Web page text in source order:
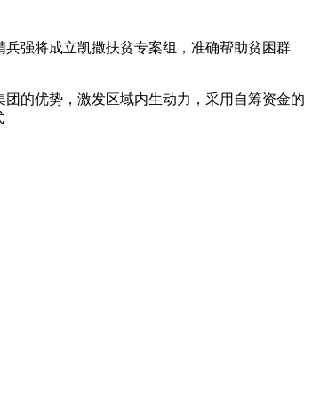
强将成立凯撒扶贫专案组，准确帮助贫困群
的优势，激发区域内生动力，采用自筹资金的